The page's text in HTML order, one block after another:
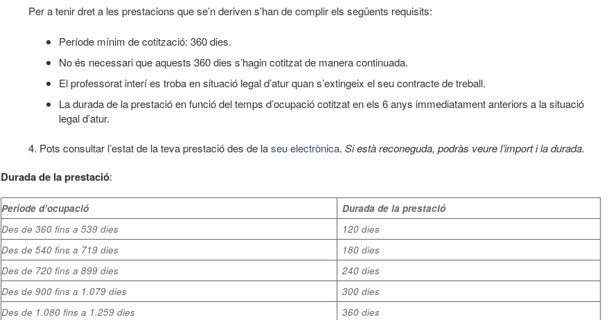
Per a tenir dret a les prestacions que se’n deriven s’han de complir els següents requisits:
Període mínim de cotització: 360 dies.
No és necessari que aquests 360 dies s’hagin cotitzat de manera continuada.
El professorat interí es troba en situació legal d’atur quan s’extingeix el seu contracte de treball.
La durada de la prestació en funció del temps d’ocupació cotitzat en els 6 anys immediatament anteriors a la situació
legal d’atur.
4. Pots consultar l’estat de la teva prestació des de laseu electrònica. Si està reconeguda, podràs veure l’import i la durada.
Durada de la prestació:
Període d’ocupació
Durada de la prestació
Des de 360 fins a 539 dies
120 dies
Des de 540 fins a 719 dies
180 dies
Des de 720 fins a 899 dies
240 dies
Des de 900 fins a 1.079 dies
300 dies
Des de 1.080 fins a 1.259 dies
360 dies